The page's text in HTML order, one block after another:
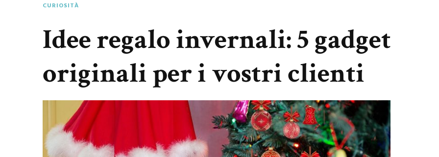
CURIOSITÀ
Idee regalo invernali: 5 gadget
originali per i vostri clienti